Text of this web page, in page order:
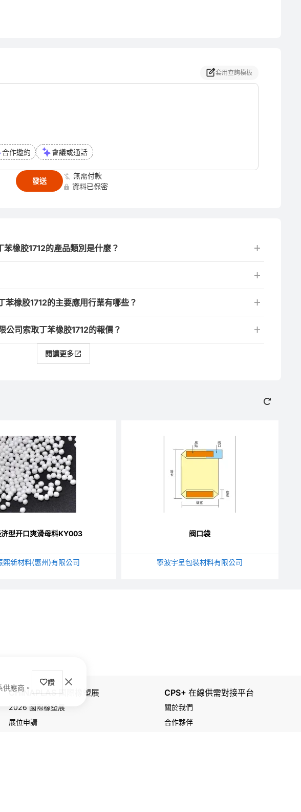
套用查詢模板
合作邀約 會議或通話
發送
無需付款
資料已保密
橡胶1712的產品類別是什麼？
橡胶1712的主要應用行業有哪些？
公司索取丁苯橡胶1712的報價？
閱讀更多
應商。
讚
型开口爽滑母料KY003
熙新材料(惠州)有限公司
阀口袋
寧波宇呈包裝材料有限公司
CHINAPLAS 國際橡塑展
2026 國際橡塑展
展位申請
CPS+ 在線供需對接平台
關於我們
合作夥伴